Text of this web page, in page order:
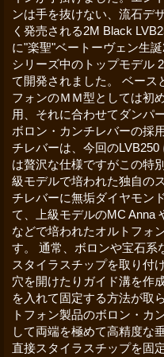
ンは手を抜けない、流石デ
く発売される2M Black
に"楽聖"ベートーヴェン生
シリーズ中のトップモデル
て開発されました。 ベース
フォンのＭＭ型としては初
用、それに合わせてダンパ
ボロン・カンチレバーの採
チレバーは、今回の
は贅沢な仕様ですがこの特
級モデルで培われた独自の
チレバーに無垢ダイヤモン
て、上級モデルのMC Anna
などで培われたオルトフォ
す。 通常、ボロンや宝石系
スタイラスチップを取り付
穴を開けたりガイド溝を作
を入れて固定する方法が取
トフォン製品のボロン・カ
して両端を極めて高精度な
直接スタイラスチップを固